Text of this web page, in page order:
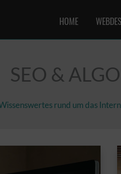
HOME
SEO &
rund um das